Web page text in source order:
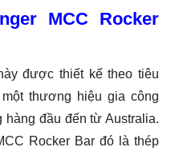
MCC Rocker
được thiết kế theo tiêu
thương hiệu gia công
hàng đầu đến từ Australia.
Rocker Bar đó là thép